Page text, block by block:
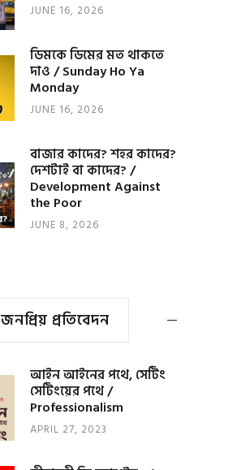
JUNE 16, 2026
ডিমকে ডিমের মত থাকতে
দাও / Sunday Ho Ya
Monday
JUNE 16, 2026
বাজার কাদের? শহর কাদের?
দেশটাই বা কাদের? /
Development Against
the Poor
JUNE 8, 2026
জনপ্রিয় প্রতিবেদন
আইন আইনের পথে, সেটিং
সেটিংয়ের পথে /
Professionalism
APRIL 27, 2023